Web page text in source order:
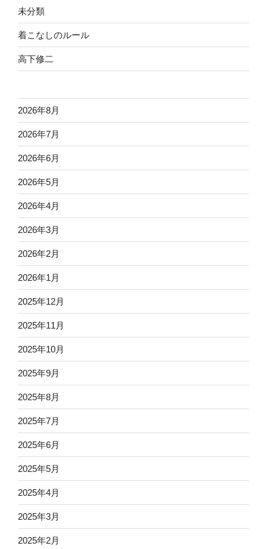
未分類
着こなしのルール
高下修二
2026年8月
2026年7月
2026年6月
2026年5月
2026年4月
2026年3月
2026年2月
2026年1月
2025年12月
2025年11月
2025年10月
2025年9月
2025年8月
2025年7月
2025年6月
2025年5月
2025年4月
2025年3月
2025年2月